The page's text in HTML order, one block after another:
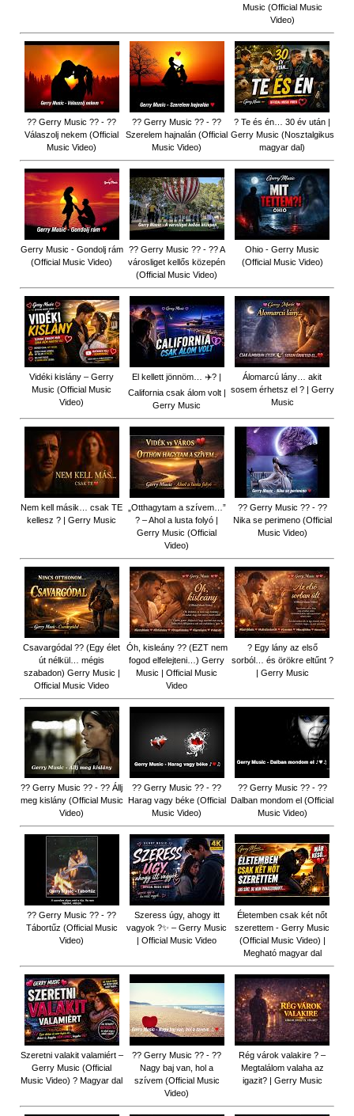
Music (Official Music
Video)
?? Gerry Music ?? - ??
Válaszolj nekem (Official
Music Video)
?? Gerry Music ?? - ??
Szerelem hajnalán (Official
Music Video)
? Te és én… 30 év után |
Gerry Music (Nosztalgikus
magyar dal)
Gerry Music - Gondolj rám
(Official Music Video)
?? Gerry Music ?? - ?? A
városliget kellős közepén
(Official Music Video)
Ohio - Gerry Music
(Official Music Video)
Vidéki kislány – Gerry
Music (Official Music
Video)
El kellett jönnöm… ✈️? |
California csak álom volt |
Gerry Music
Álomarcú lány… akit
sosem érhetsz el ? | Gerry
Music
Nem kell másik… csak TE
kellesz ? | Gerry Music
„Otthagytam a szívem…”
? – Ahol a lusta folyó |
Gerry Music (Official
Video)
?? Gerry Music ?? - ??
Nika se perimeno (Official
Music Video)
Csavargódal ?? (Egy élet
út nélkül… mégis
szabadon) Gerry Music |
Official Music Video
Óh, kisleány ?? (EZT nem
fogod elfelejteni…) Gerry
Music | Official Music
Video
? Egy lány az első
sorból… és örökre eltűnt ?
| Gerry Music
?? Gerry Music ?? - ?? Állj
meg kislány (Official Music
Video)
?? Gerry Music ?? - ??
Harag vagy béke (Official
Music Video)
?? Gerry Music ?? - ??
Dalban mondom el (Official
Music Video)
?? Gerry Music ?? - ??
Tábortűz (Official Music
Video)
Szeress úgy, ahogy itt
vagyok ?✨ – Gerry Music
| Official Music Video
Életemben csak két nőt
szerettem - Gerry Music
(Official Music Video) |
Megható magyar dal
Szeretni valakit valamiért –
Gerry Music (Official
Music Video) ? Magyar dal
?? Gerry Music ?? - ??
Nagy baj van, hol a
szívem (Official Music
Video)
Rég várok valakire ? –
Megtalálom valaha az
igazit? | Gerry Music